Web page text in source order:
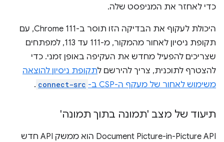
כדי לאחזר את המניפסט שלה.
היכולת לעקוף את הבדיקה הזו תוסר ב-Chrome 111, עם
תקופת ניסיון לאחור מהמקור, מ-111 עד 113, למפתחים
שצריכים להפעיל מחדש את העקיפה באופן זמני. כדי
להצטרף לתוכנית, צריך להירשם לתקופת ניסיון להוצאה
משימוש לאחור של מעקף ה-CSP ב-
connect-src
.
תיעוד של מצב 'תמונה בתוך תמונה'
Document Picture-in-Picture API הוא ממשק API חדש